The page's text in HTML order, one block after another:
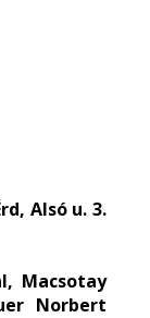
Alsó u. 3.
Macsotay
Norbert